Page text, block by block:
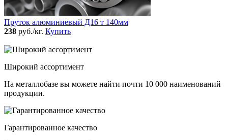
Пруток алюминиевый Д16 т 140мм
238 руб./кг. Купить
Широкий ассортимент
На металлобазе вы можете найти почти 10 000 наименований
продукции.
Гарантированное качество